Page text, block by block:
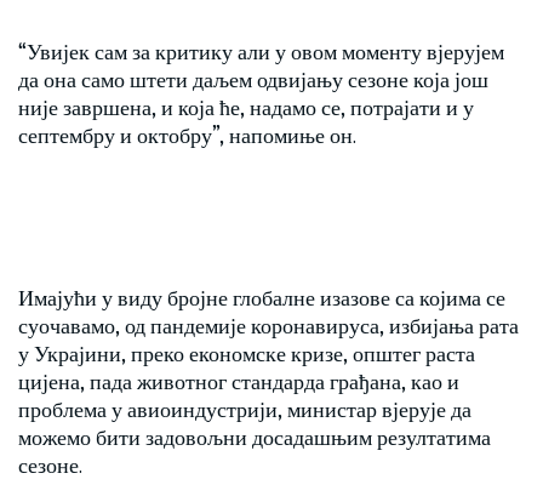
“Увијек сам за критику али у овом моменту вјерујем
да она само штети даљем одвијању сезоне која још
није завршена, и која ће, надамо се, потрајати и у
септембру и октобру”, напомиње он.
Имајући у виду бројне глобалне изазове са којима се
суочавамо, од пандемије коронавируса, избијања рата
у Украјини, преко економске кризе, општег раста
цијена, пада животног стандарда грађана, као и
проблема у авиоиндустрији, министар вјерује да
можемо бити задовољни досадашњим резултатима
сезоне.